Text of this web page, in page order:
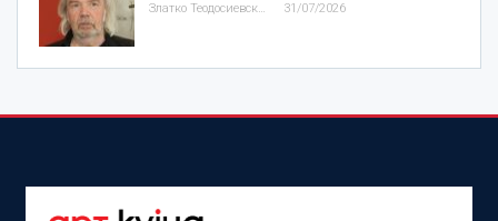
Златко Теодосиевски 31/07/2026